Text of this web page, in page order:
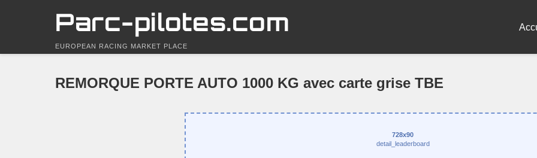
Parc-pilotes.com
EUROPEAN RACING MARKET PLACE
REMORQUE PORTE AUTO 1000 KG avec carte grise TBE
728x90
detail_leaderboard